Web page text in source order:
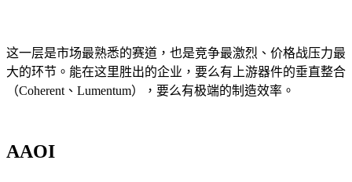
这一层是市场最熟悉的赛道，也是竞争最激烈、价格战压力最
大的环节。能在这里胜出的企业，要么有上游器件的垂直整合
（Coherent、Lumentum），要么有极端的制造效率。
AAOI